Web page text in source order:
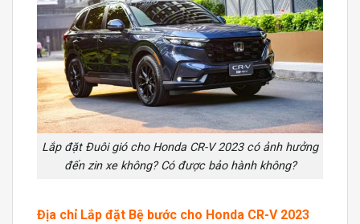
Lắp đặt Đuôi gió cho Honda CR-V 2023 có ảnh hưởng
đến zin xe không? Có được bảo hành không?
Địa chỉ Lắp đặt Bệ bước cho Honda CR-V 2023